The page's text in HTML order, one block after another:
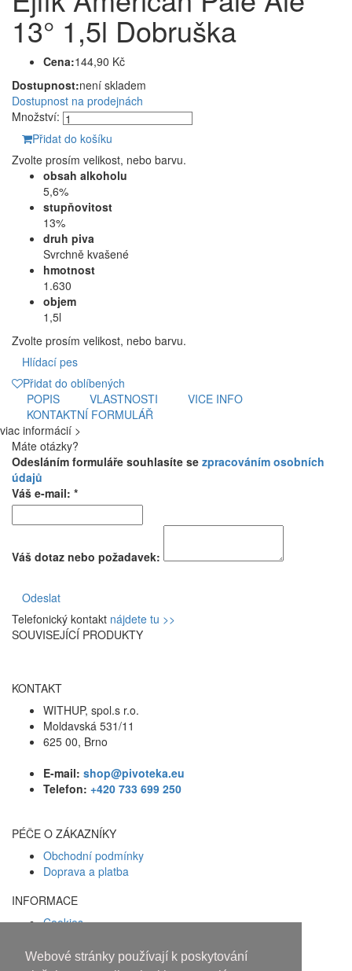
Webové stránky používají k poskytování
13° 1,5l Dobruška
Cena:144,90 Kč
Dostupnost:není skladem
Dostupnost na prodejnách
Množství:
Přidat do košíku
Zvolte prosím velikost, nebo barvu.
obsah alkoholu
5,6%
stupňovitost
13%
druh piva
Svrchně kvašené
hmotnost
1.630
objem
1,5l
Zvolte prosím velikost, nebo barvu.
Hlídací pes
Přidat do oblíbených
POPIS
VLASTNOSTI
VICE INFO
KONTAKTNÍ FORMULÁŘ
viac informácií >
Máte otázky?
Odesláním formuláře souhlasíte se zpracováním osobních
údajů
Váš e-mail: *
Váš dotaz nebo požadavek:
Odeslat
Telefonický kontakt nájdete tu >>
SOUVISEJÍCÍ PRODUKTY
KONTAKT
WITHUP, spol.s r.o.
Moldavská 531/11
625 00, Brno
E-mail: shop@pivoteka.eu
Telefon: +420 733 699 250
PÉČE O ZÁKAZNÍKY
Obchodní podmínky
Doprava a platba
INFORMACE
Cookies
Facebook